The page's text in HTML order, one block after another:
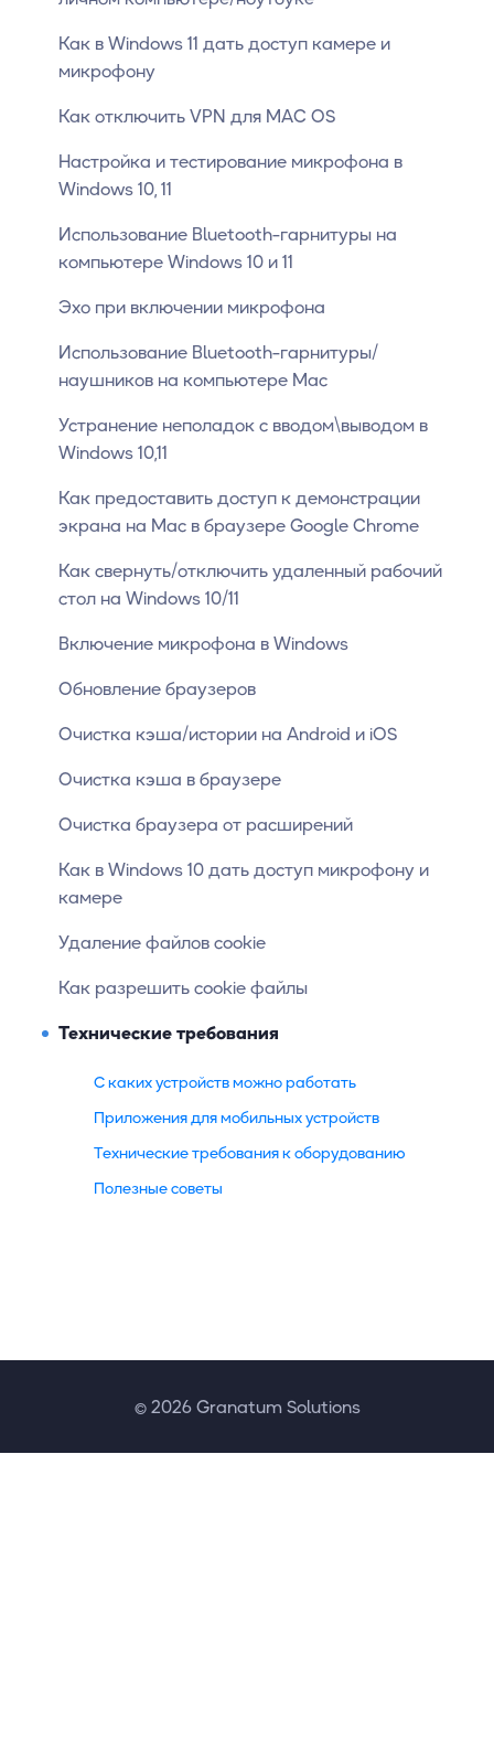
Как в Windows 11 дать доступ камере и
микрофону
Как отключить VPN для MAC OS
Настройка и тестирование микрофона в
Windows 10, 11
Использование Bluetooth-гарнитуры на
компьютере Windows 10 и 11
Эхо при включении микрофона
Использование Bluetooth-гарнитуры/
наушников на компьютере Mac
Устранение неполадок с вводом\выводом в
Windows 10,11
Как предоставить доступ к демонстрации
экрана на Mac в браузере Google Chrome
Как свернуть/отключить удаленный рабочий
стол на Windows 10/11
Включение микрофона в Windows
Обновление браузеров
Очистка кэша/истории на Android и iOS
Очистка кэша в браузере
Очистка браузера от расширений
Как в Windows 10 дать доступ микрофону и
камере
Удаление файлов cookie
Как разрешить cookie файлы
Технические требования
С каких устройств можно работать
Приложения для мобильных устройств
Технические требования к оборудованию
Полезные советы
© 2026 Granatum Solutions